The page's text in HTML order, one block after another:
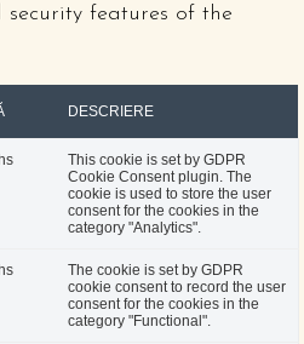
features of the
DESCRIERE
This cookie is set by GDPR
Cookie Consent plugin. The
cookie is used to store the user
consent for the cookies in the
category "Analytics".
The cookie is set by GDPR
cookie consent to record the user
consent for the cookies in the
category "Functional".